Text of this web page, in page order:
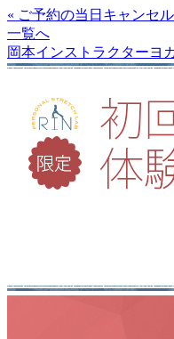
« ご予約の当日キャンセ
一覧へ
岡本インストラクターヨ